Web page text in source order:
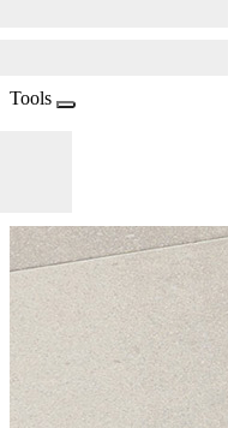
Tools